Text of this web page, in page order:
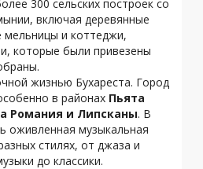
300 сельских построек со
включая деревянные
мельницы и коттеджи,
которые были привезены
жизнью Бухареста. Город
в районах Пьята
Романия и Липсканы. В
оживленная музыкальная
стилях, от джаза и
до классики.